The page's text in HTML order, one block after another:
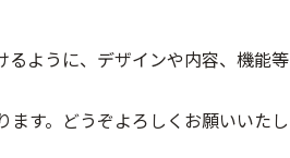
るように、デザインや内容、機能等
す。どうぞよろしくお願いいたし